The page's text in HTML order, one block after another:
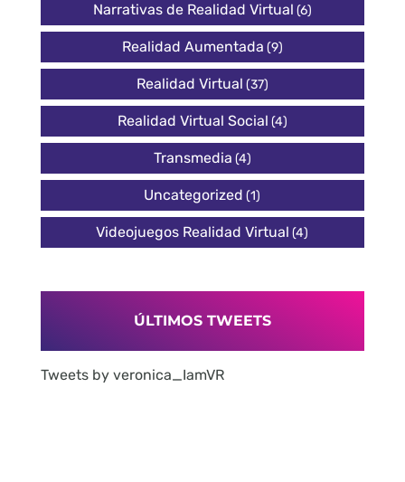
Narrativas de Realidad Virtual (6)
Realidad Aumentada (9)
Realidad Virtual (37)
Realidad Virtual Social (4)
Transmedia (4)
Uncategorized (1)
Videojuegos Realidad Virtual (4)
ÚLTIMOS TWEETS
Tweets by veronica_IamVR